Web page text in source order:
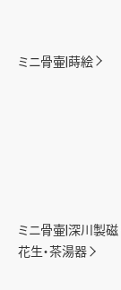
ミニ骨壷|蒔絵
ミニ骨壷|深川製磁
花生・茶湯器